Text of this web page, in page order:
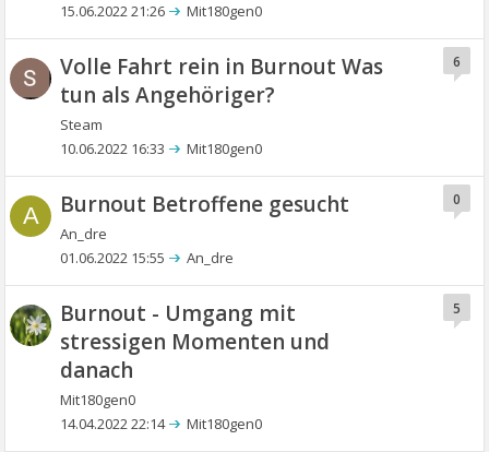
15.06.2022 21:26 Mit180gen0
Volle Fahrt rein in Burnout Was
tun als Angehöriger?
Steam
6
10.06.2022 16:33 Mit180gen0
A Burnout Betroffene gesucht
An_dre
0
01.06.2022 15:55 An_dre
Burnout - Umgang mit
stressigen Momenten und
danach
Mit180gen0
5
14.04.2022 22:14 Mit180gen0